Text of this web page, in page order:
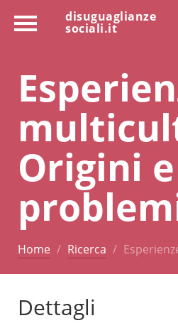
disuguaglianze
sociali.it
Origini e
Home Ricerca
Dettagli